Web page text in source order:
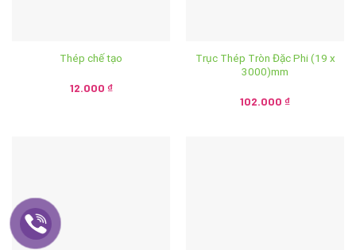
Thép chế tạo
12.000 ₫
Trục Thép Tròn Đặc Phi (19 x
3000)mm
102.000 ₫